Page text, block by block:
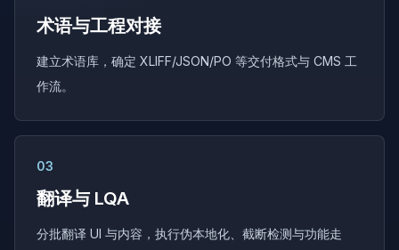
术语与工程对接
建立术语库，确定 XLIFF/JSON/PO 等交付格式与 CMS 工
作流。
03
翻译与 LQA
分批翻译 UI 与内容，执行伪本地化、截断检测与功能走